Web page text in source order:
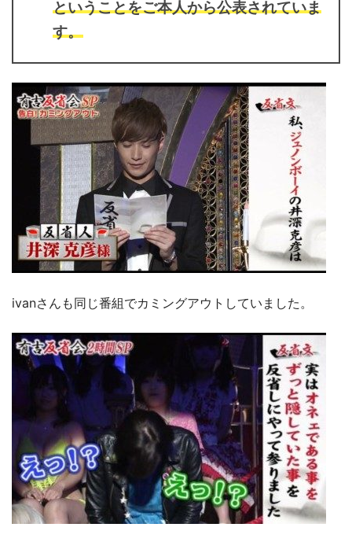
ということをご本人から公表されていま
す。
ivanさんも同じ番組でカミングアウトしていました。